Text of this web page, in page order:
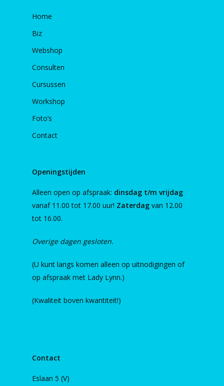
Home
Biz
Webshop
Consulten
Cursussen
Workshop
Foto’s
Contact
Openingstijden
Alleen open op afspraak: dinsdag t/m vrijdag
vanaf 11.00 tot 17.00 uur! Zaterdag van 12.00
tot 16.00.
Overige dagen gesloten.
(U kunt langs komen alleen op uitnodigingen of
op afspraak met Lady Lynn.)
(Kwaliteit boven kwantiteit!)
Contact
Eslaan 5 (V)